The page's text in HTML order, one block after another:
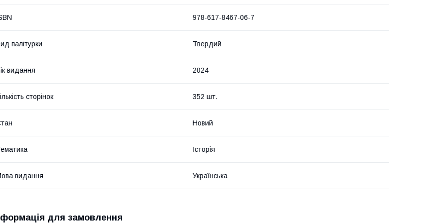
978-617-8467-06-7
палітурки Твердий
видання 2024
сторінок 352 шт.
Новий
Історія
видання Українська
для замовлення